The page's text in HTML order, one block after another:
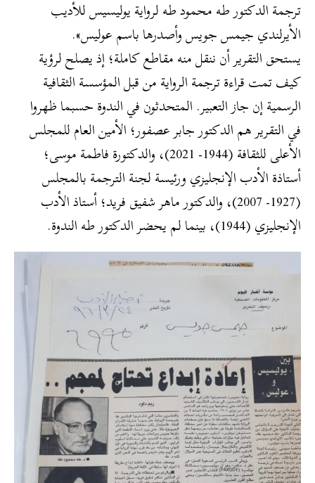
ترجمة الدكتور طه محمود طه لرواية يوليسيس للأديب
الأيرلندي جيمس جويس وأصدرها باسم عوليس».
يستحق التقرير أن ننقل منه مقاطع كاملة؛ إذ يصلح لرؤية
كيف تمت قراءة ترجمة الرواية من قبل المؤسسة الثقافية
الرسمية إن جاز التعبير. المتحدثون في الندوة حسبما ظهروا
في التقرير هم الدكتور جابر عصفور؛ الأمين العام للمجلس
الأعلى للثقافة (1944- 2021)، والدكتورة فاطمة موسى؛
أستاذة الأدب الإنجليزي ورئيسة لجنة الترجمة بالمجلس
(1927- 2007)، والدكتور ماهر شفيق فريد؛ أستاذ الأدب
الإنجليزي (1944)، بينما لم يحضر الدكتور طه الندوة.